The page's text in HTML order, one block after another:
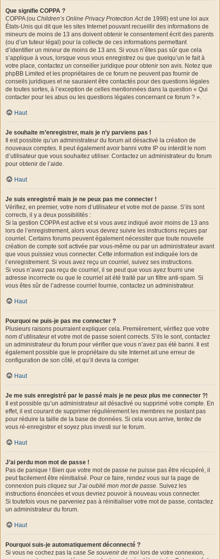
Que signifie COPPA ?
COPPA (ou Children’s Online Privacy Protection Actde 1998) est une loi aux
États-Unis qui dit que les sites Internet pouvant recueillir des informations de
mineurs de moins de 13 ans doivent obtenir le consentement écrit des parents
(ou d’un tuteur légal) pour la collecte de ces informations permettant
d’identifier un mineur de moins de 13 ans. Si vous n’êtes pas sûr que cela
s’applique à vous, lorsque vous vous enregistrez ou que quelqu’un le fait à
votre place, contactez un conseiller juridique pour obtenir son avis. Notez que
phpBB Limited et les propriétaires de ce forum ne peuvent pas fournir de
conseils juridiques et ne sauraient être contactés pour des questions légales
de toutes sortes, à l’exception de celles mentionnées dans la question « Qui
contacter pour les abus ou les questions légales concernant ce forum ? ».
Haut
Je souhaite m’enregistrer, mais je n’y parviens pas !
Il est possible qu’un administrateur du forum ait désactivé la création de
nouveaux comptes. Il peut également avoir banni votre IP ou interdit le nom
d’utilisateur que vous souhaitez utiliser. Contactez un administrateur du forum
pour obtenir de l’aide.
Haut
Je suis enregistré mais je ne peux pas me connecter !
Vérifiez, en premier, votre nom d’utilisateur et votre mot de passe. S’ils sont
corrects, il y a deux possibilités :
Si la gestion COPPA est active et si vous avez indiqué avoir moins de 13 ans
lors de l’enregistrement, alors vous devrez suivre les instructions reçues par
courriel. Certains forums peuvent également nécessiter que toute nouvelle
création de compte soit activée par vous-même ou par un administrateur avant
que vous puissiez vous connecter. Cette information est indiquée lors de
l’enregistrement. Si vous avez reçu un courriel, suivez ses instructions.
Si vous n’avez pas reçu de courriel, il se peut que vous ayez fourni une
adresse incorrecte ou que le courriel ait été traité par un filtre anti-spam. Si
vous êtes sûr de l’adresse courriel fournie, contactez un administrateur.
Haut
Pourquoi ne puis-je pas me connecter ?
Plusieurs raisons pourraient expliquer cela. Premièrement, vérifiez que votre
nom d’utilisateur et votre mot de passe soient corrects. S’ils le sont, contactez
un administrateur du forum pour vérifier que vous n’avez pas été banni. Il est
également possible que le propriétaire du site Internet ait une erreur de
configuration de son côté, et qu’il devra la corriger.
Haut
Je me suis enregistré par le passé mais je ne peux plus me connecter ?!
Il est possible qu’un administrateur ait désactivé ou supprimé votre compte. En
effet, il est courant de supprimer régulièrement les membres ne postant pas
pour réduire la taille de la base de données. Si cela vous arrive, tentez de
vous ré-enregistrer et soyez plus investi sur le forum.
Haut
J’ai perdu mon mot de passe !
Pas de panique ! Bien que votre mot de passe ne puisse pas être récupéré, il
peut facilement être réinitialisé. Pour ce faire, rendez vous sur la page de
connexion puis cliquez sur J’ai oublié mon mot de passe. Suivez les
instructions énoncées et vous devriez pouvoir à nouveau vous connecter.
Si toutefois vous ne parveniez pas à réinitialiser votre mot de passe, contactez
un administrateur du forum.
Haut
Pourquoi suis-je automatiquement déconnecté ?
Si vous ne cochez pas la case Se souvenir de moi lors de votre connexion,